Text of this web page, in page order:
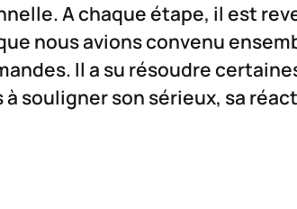
A chaque étape, il est
nous avions convenu
Il a su résoudre
souligner son sérieux, sa